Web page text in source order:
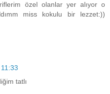
özel olanlar yer alıyor o
miss kokulu bir lezzet:))
tatlı